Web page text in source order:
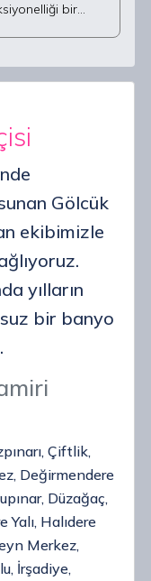
bir…
Gölcük
ekibimizle
yılların
bir banyo
Çiftlik,
Değirmendere
Düzağaç,
Halıdere
Merkez,
İrşadiye,